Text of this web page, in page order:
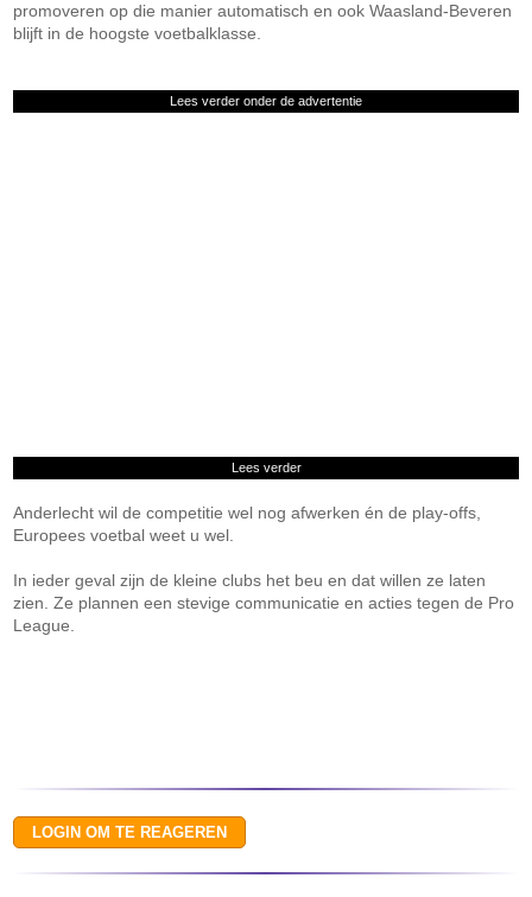
promoveren op die manier automatisch en ook Waasland-Beveren
blijft in de hoogste voetbalklasse.
Lees verder onder de advertentie
Lees verder
Anderlecht wil de competitie wel nog afwerken én de play-offs,
Europees voetbal weet u wel.
In ieder geval zijn de kleine clubs het beu en dat willen ze laten
zien. Ze plannen een stevige communicatie en acties tegen de Pro
League.